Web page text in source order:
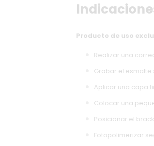
Producto de uso
Realizar una
Grabar el
Aplicar una capa
Colocar una
Posicionar el
Fotopolimerizar